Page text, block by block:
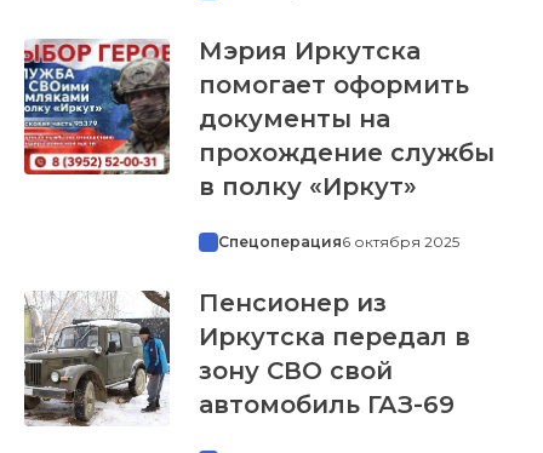
Мэрия Иркутска
помогает оформить
документы на
прохождение службы
в полку «Иркут»
Спецоперация6 октября 2025
Пенсионер из
Иркутска передал в
зону СВО свой
автомобиль ГАЗ-69